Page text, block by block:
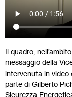
Il quadro,
messaggio della
intervenuta in video
parte di Gilberto
Sicurezza